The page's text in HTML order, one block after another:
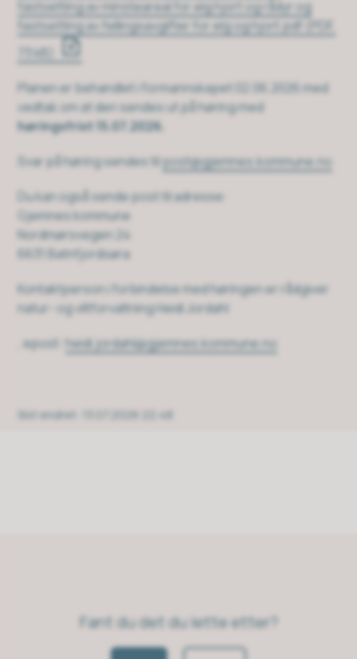
fastsetting av minsteareal for elg hjort og rådyr og
fastsetting av fellingsavgifter for elg og hjort.pdf
(PDF,
73 kB)
Planen er behandlet i formannskapet 02.06.2026 med
vedtak om at den sendes ut på høring med
høringsfrist 15.07.2026.
Svar på høring sendes tilpost@gjemnes.kommune.no
Du kan også sende post til adresse:
Gjemnes kommune
Nordmørsvegen 24
6631 Batnfjordsøra
Kontaktperson i forbindelse med høringen er rådgiver
natur- og viltforvaltning Heidi Jordahl
, epost: heidi.jordahl@gjemnes.kommune.no
Sist endret 13.07.2026 22:48
Fant du det du lette etter?